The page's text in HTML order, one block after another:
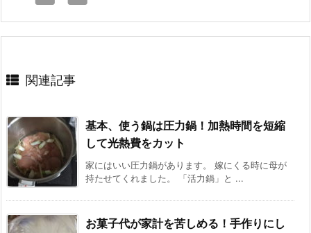
関連記事
基本、使う鍋は圧力鍋！加熱時間を短縮
して光熱費をカット
家にはいい圧力鍋があります。 嫁にくる時に母が
持たせてくれました。 「活力鍋」と ...
お菓子代が家計を苦しめる！手作りにし